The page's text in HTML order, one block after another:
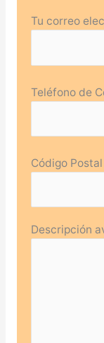
Tu correo
Teléfono de
Código Postal
Descripción